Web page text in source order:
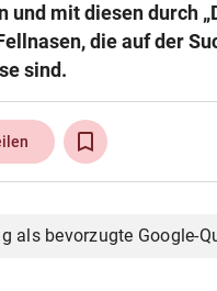
und mit diesen durch
die auf der
sind.
als bevorzugte Google-